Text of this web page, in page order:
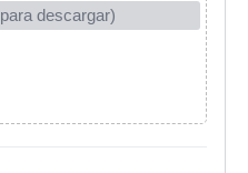
para descargar)